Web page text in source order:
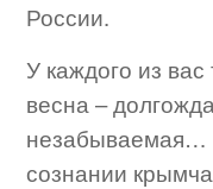
России.
У каждого из
весна –
незабываемая…
сознании